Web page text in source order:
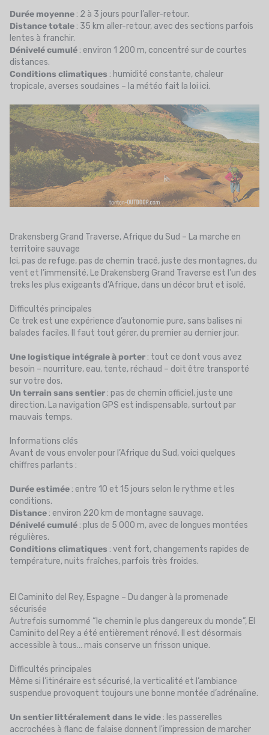
Durée moyenne : 2 à 3 jours pour l’aller-retour.
Distance totale : 35 km aller-retour, avec des sections parfois
lentes à franchir.
Dénivelé cumulé : environ 1 200 m, concentré sur de courtes
distances.
Conditions climatiques : humidité constante, chaleur
tropicale, averses soudaines – la météo fait la loi ici.
Drakensberg Grand Traverse, Afrique du Sud – La marche en
territoire sauvage
Ici, pas de refuge, pas de chemin tracé, juste des montagnes, du
vent et l’immensité. Le Drakensberg Grand Traverse est l’un des
treks les plus exigeants d’Afrique, dans un décor brut et isolé.
Difficultés principales
Ce trek est une expérience d’autonomie pure, sans balises ni
balades faciles. Il faut tout gérer, du premier au dernier jour.
Une logistique intégrale à porter : tout ce dont vous avez
besoin – nourriture, eau, tente, réchaud – doit être transporté
sur votre dos.
Un terrain sans sentier : pas de chemin officiel, juste une
direction. La navigation GPS est indispensable, surtout par
mauvais temps.
Informations clés
Avant de vous envoler pour l’Afrique du Sud, voici quelques
chiffres parlants :
Durée estimée : entre 10 et 15 jours selon le rythme et les
conditions.
Distance : environ 220 km de montagne sauvage.
Dénivelé cumulé : plus de 5 000 m, avec de longues montées
régulières.
Conditions climatiques : vent fort, changements rapides de
température, nuits fraîches, parfois très froides.
El Caminito del Rey, Espagne – Du danger à la promenade
sécurisée
Autrefois surnommé “le chemin le plus dangereux du monde”, El
Caminito del Rey a été entièrement rénové. Il est désormais
accessible à tous… mais conserve un frisson unique.
Difficultés principales
Même si l’itinéraire est sécurisé, la verticalité et l’ambiance
suspendue provoquent toujours une bonne montée d’adrénaline.
Un sentier littéralement dans le vide : les passerelles
accrochées à flanc de falaise donnent l'impression de marcher